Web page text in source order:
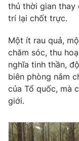
Theo dõi báo trên
Cơ quan chủ quản:
Cơ quan báo chí:
Giấy phép hoạt
cấp ngày 29/12/2023
Tổng Biên tập: Vũ
Phó Tổng Biên tập:
Tổng đài VTV:
thủ thời gian thay
trí lại chốt trực.
Một ít rau quả,
chăm sóc, thu
nghĩa tinh thần,
biên phòng nắm
của Tổ quốc, mà
giới.